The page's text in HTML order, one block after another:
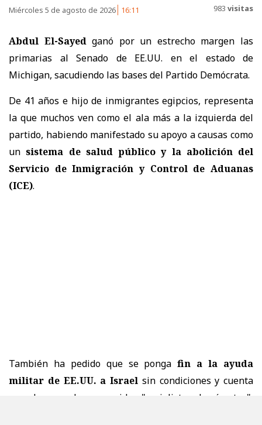
Miércoles 5 de agosto de 2026 16:11 983 visitas
Abdul El-Sayedganó por un estrecho margen las
primarias al Senado de EE.UU. en el estado de
Michigan, sacudiendo las bases del Partido Demócrata.
De 41 años e hijo de inmigrantes egipcios, representa
la que muchos ven como el ala más a la izquierda del
partido, habiendo manifestado su apoyo a causas como
unsistema de salud público y la abolición del
Servicio de Inmigración y Control de Aduanas
(ICE).
También ha pedido que se pongafin a la ayuda
militar de EE.UU. a Israel sin condiciones y cuenta
con el apoyo de reconocidos "socialistas demócratas",